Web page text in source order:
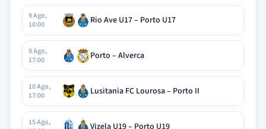
9 Ago,
10:00
Rio Ave U17 – Porto U17
9 Ago,
17:00
Porto – Alverca
10 Ago,
17:00
Lusitania FC Lourosa – Porto II
15 Ago,
Vizela U19 – Porto U19